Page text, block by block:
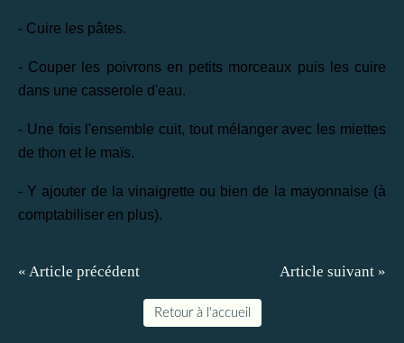
- Cuire les pâtes.
- Couper les poivrons en petits morceaux puis les cuire
dans une casserole d'eau.
- Une fois l'ensemble cuit, tout mélanger avec les miettes
de thon et le maïs.
- Y ajouter de la vinaigrette ou bien de la mayonnaise (à
comptabiliser en plus).
« Article précédent Article suivant »
Retour à l'accueil